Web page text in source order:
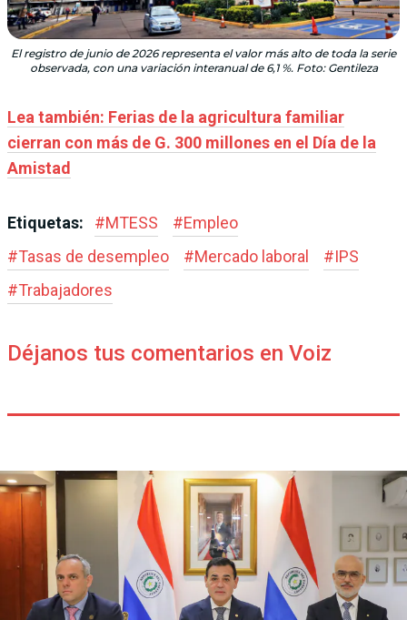
El registro de junio de 2026 representa el valor más alto de toda la serie
observada, con una variación interanual de 6,1 %. Foto: Gentileza
Lea también: Ferias de la agricultura familiar
cierran con más de G. 300 millones en el Día de la
Amistad
Etiquetas: #MTESS #Empleo
#Tasas de desempleo #Mercado laboral #IPS
#Trabajadores
Déjanos tus comentarios en Voiz